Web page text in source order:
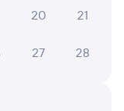
20 21
27 28